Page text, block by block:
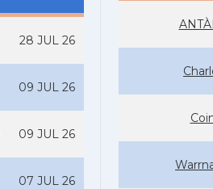
28 JUL 26
09 JUL 26
09 JUL 26
07 JUL 26